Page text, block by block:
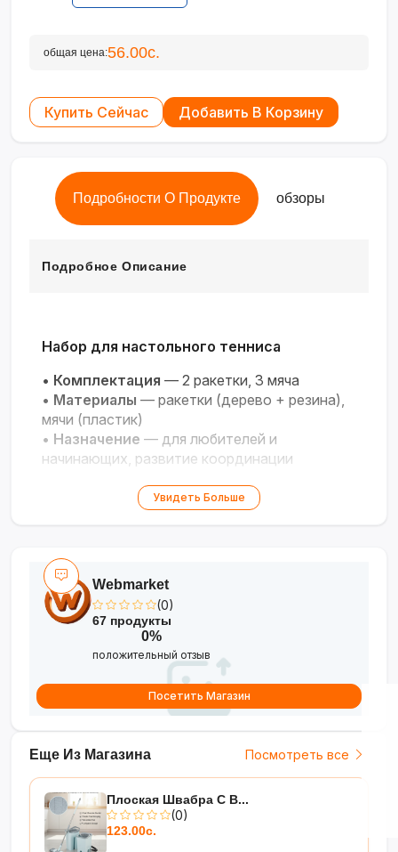
общая цена:56.00с.
Купить Сейчас Добавить В Корзину
Подробности О Продукте обзоры
Подробное Описание
Набор для настольного тенниса
• Комплектация — 2 ракетки, 3 мяча
• Материалы — ракетки (дерево + резина),
мячи (пластик)
• Назначение — для любителей и
начинающих, развитие координации
Активный отдых и веселье для всей
Увидеть Больше
Еще Из Магазина Посмотреть все
Плоская Швабра С В...
(0)
123.00с.
Webmarket
(0)
67 продукты
0%
положительный отзыв
Посетить Магазин